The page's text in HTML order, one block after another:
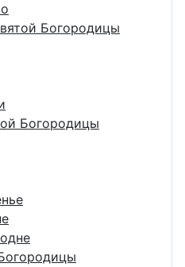
Богородицы
Богородицы